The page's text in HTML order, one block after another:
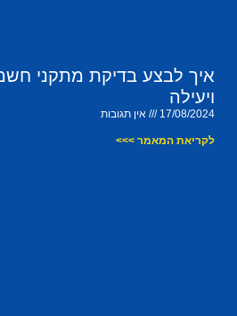
איך לבצע בדיקת מתקני
ויעילה
17/08/2024 אין תגובות
לקריאת המאמר >>>